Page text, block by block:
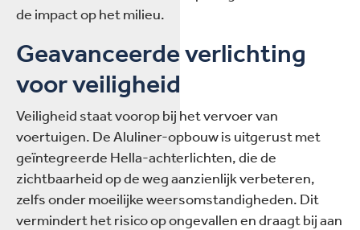
de impact op het milieu.
Geavanceerde verlichting
voor veiligheid
Veiligheid staat voorop bij het vervoer van
voertuigen. De Aluliner-opbouw is uitgerust met
geïntegreerde Hella-achterlichten, die de
zichtbaarheid op de weg aanzienlijk verbeteren,
zelfs onder moeilijke weersomstandigheden. Dit
vermindert het risico op ongevallen en draagt bij aan